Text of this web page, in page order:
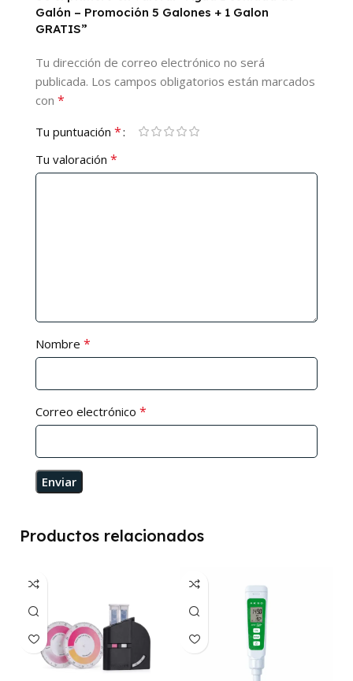
Galón – Promoción 5 Galones + 1 Galon
GRATIS”
Tu dirección de correo electrónico no será
publicada. Los campos obligatorios están marcados
con *
Tu puntuación *
Tu valoración *
Nombre *
Correo electrónico *
Productos relacionados